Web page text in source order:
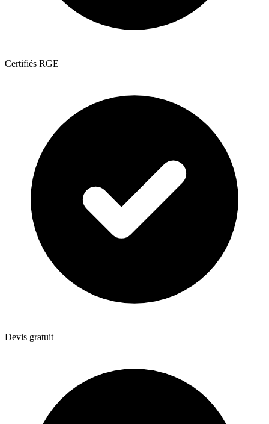
Certifiés RGE
Devis gratuit